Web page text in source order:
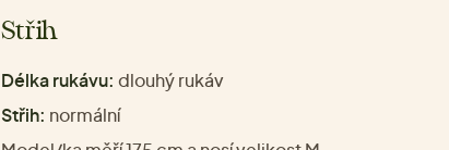
Střih
Délka rukávu: dlouhý rukáv
Střih: normální